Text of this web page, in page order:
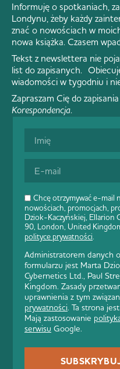
Chcę otrzymywać e-mail
nowościach, promocjach,
Dziok-Kaczyńskiej, Ellarion
90, London, United
polityce prywatności.
Administratorem danych
formularzu jest Marta
Cybernetics Ltd., Paul
Kingdom. Zasady
uprawnienia z tym
prywatności. Ta strona
Mają zastosowanie
serwisu Google.
Informuję o spotkaniach,
Londynu, żeby każdy
znać o nowościach w
nowa książka. Czasem
Tekst z newslettera nie
list do zapisanych.
wiadomości w tygodniu i
Zapraszam Cię do
Korespondencja.